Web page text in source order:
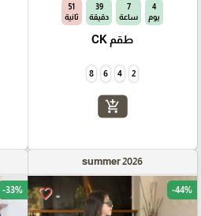
4
يوم
7
ساعة
39
دقيقة
50
ثانية
طقم CK
2
4
6
8
add_shopping_cart
summer 2026
favorite_border -44%
-33%